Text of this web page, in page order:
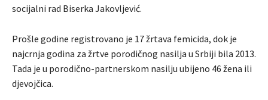
socijalni rad Biserka Jakovljević.
Prošle godine registrovano je 17 žrtava femicida, dok je
najcrnja godina za žrtve porodičnog nasilja u Srbiji bila 2013.
Tada je u porodično-partnerskom nasilju ubijeno 46 žena ili
djevojčica.